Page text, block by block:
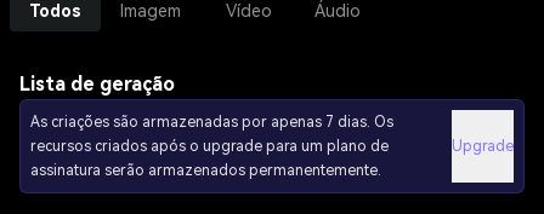
Todos Imagem Vídeo Áudio
Lista de geração
As criações são armazenadas por apenas 7 dias. Os
recursos criados após o upgrade para um plano de
assinatura serão armazenados permanentemente.
Upgrade